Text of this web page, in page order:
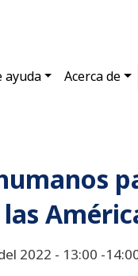
ayuda Acerca de
2022 - 13:00 -